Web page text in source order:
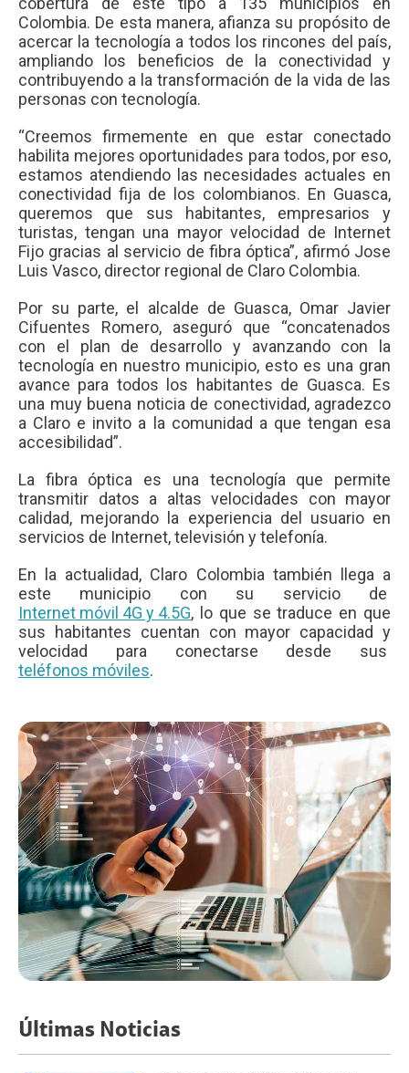
Colombia. De esta manera, afianza su propósito de
acercar la tecnología a todos los rincones del país,
ampliando los beneficios de la conectividad y
contribuyendo a la transformación de la vida de las
personas con tecnología.
“Creemos firmemente en que estar conectado
habilita mejores oportunidades para todos, por eso,
estamos atendiendo las necesidades actuales en
conectividad fija de los colombianos. En Guasca,
queremos que sus habitantes, empresarios y
turistas, tengan una mayor velocidad de Internet
Fijo gracias al servicio de fibra óptica”, afirmó Jose
Luis Vasco, director regional de Claro Colombia.
Por su parte, el alcalde de Guasca, Omar Javier
Cifuentes Romero, aseguró que “concatenados
con el plan de desarrollo y avanzando con la
tecnología en nuestro municipio, esto es una gran
avance para todos los habitantes de Guasca. Es
una muy buena noticia de conectividad, agradezco
a Claro e invito a la comunidad a que tengan esa
accesibilidad”.
La fibra óptica es una tecnología que permite
transmitir datos a altas velocidades con mayor
calidad, mejorando la experiencia del usuario en
servicios de Internet, televisión y telefonía.
En la actualidad, Claro Colombia también llega a
este municipio con su servicio de
Internet móvil 4G y 4.5G, lo que se traduce en que
sus habitantes cuentan con mayor capacidad y
velocidad para conectarse desde sus
teléfonos móviles.
Últimas Noticias